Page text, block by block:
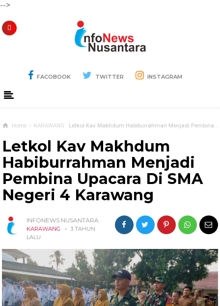
-->
FACOBOOK TWITTER INSTAGRAM
Home › KARAWANG Letkol Kav Makhdum Habiburrahman Menjadi Pembina Upacara Di SMA Negeri 4 Karawang
Letkol Kav Makhdum
Habiburrahman Menjadi
Pembina Upacara Di SMA
Negeri 4 Karawang
INFONEWS NUSANTARA
KARAWANG - 3 TAHUN
LALU